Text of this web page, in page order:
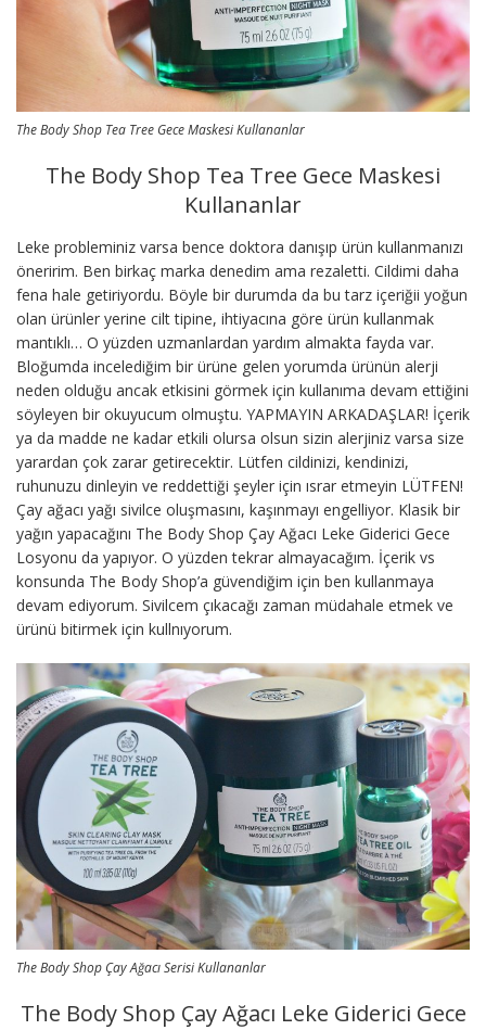
The Body Shop Tea Tree Gece Maskesi Kullananlar
The Body Shop Tea Tree Gece Maskesi
Kullananlar
Leke probleminiz varsa bence doktora danışıp ürün kullanmanızı
öneririm. Ben birkaç marka denedim ama rezaletti. Cildimi daha
fena hale getiriyordu. Böyle bir durumda da bu tarz içeriğii yoğun
olan ürünler yerine cilt tipine, ihtiyacına göre ürün kullanmak
mantıklı… O yüzden uzmanlardan yardım almakta fayda var.
Bloğumda incelediğim bir ürüne gelen yorumda ürünün alerji
neden olduğu ancak etkisini görmek için kullanıma devam ettiğini
söyleyen bir okuyucum olmuştu. YAPMAYIN ARKADAŞLAR! İçerik
ya da madde ne kadar etkili olursa olsun sizin alerjiniz varsa size
yarardan çok zarar getirecektir. Lütfen cildinizi, kendinizi,
ruhunuzu dinleyin ve reddettiği şeyler için ısrar etmeyin LÜTFEN!
Çay ağacı yağı sivilce oluşmasını, kaşınmayı engelliyor. Klasik bir
yağın yapacağını The Body Shop Çay Ağacı Leke Giderici Gece
Losyonu da yapıyor. O yüzden tekrar almayacağım. İçerik vs
konsunda The Body Shop’a güvendiğim için ben kullanmaya
devam ediyorum. Sivilcem çıkacağı zaman müdahale etmek ve
ürünü bitirmek için kullnıyorum.
The Body Shop Çay Ağacı Serisi Kullananlar
The Body Shop Çay Ağacı Leke Giderici Gece